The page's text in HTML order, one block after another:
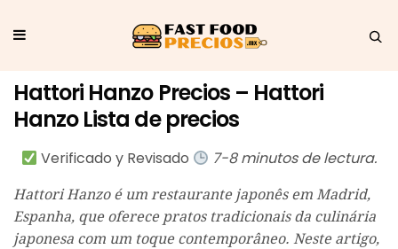
Hattori Hanzo Precios – Hattori
Hanzo Lista de precios
Verificado y Revisado 7-8 minutos de lectura.
Hattori Hanzo é um restaurante japonês em Madrid,
Espanha, que oferece pratos tradicionais da culinária
japonesa com um toque contemporâneo. Neste artigo,